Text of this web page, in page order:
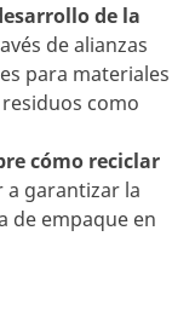
de la
de alianzas
para materiales
como
cómo reciclar
a garantizar la
de empaque en